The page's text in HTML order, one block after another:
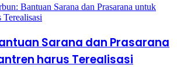
Sarana dan Prasarana
harus Terealisasi